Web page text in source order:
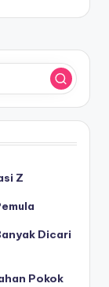
Z
Dicari
Pokok